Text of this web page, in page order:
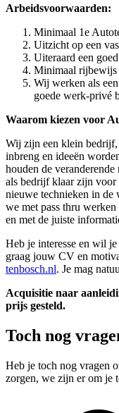
Arbeidsvoorwaarden:
Minimaal 1e
Uitzicht op een
Uiteraard een
Minimaal rijbewijs
Wij werken als
goede werk-privé
Waarom kiezen voor
Wij zijn een klein bedrijf,
inbreng en ideeën
houden de
als bedrijf klaar zijn
nieuwe technieken in de
we met pass thru
en met de juiste
Heb je interesse en wil
graag jouw CV en
tenbosch.nl. Je mag
Acquisitie naar
prijs gesteld.
Toch nog
Heb je toch nog vragen
zorgen, we zijn er om je